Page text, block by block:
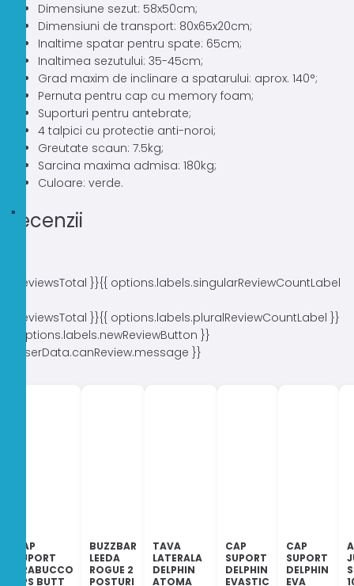
Dimensiune sezut: 58x50cm;
Dimensiuni de transport: 80x65x20cm;
Inaltime spatar pentru spate: 65cm;
Inaltimea sezutului: 35-45cm;
Grad maxim de inclinare a spatarului: aprox. 140°;
Pernuta pentru cap cu memory foam;
Suporturi pentru antebrate;
4 talpici cu protectie anti-noroi;
Greutate scaun: 7.5kg;
Sarcina maxima admisa: 180kg;
Culoare: verde.
Recenzii
{{ reviewsTotal }}{{ options.labels.singularReviewCountLabel
{{ reviewsTotal }}{{ options.labels.pluralReviewCountLabel }}
{{ options.labels.newReviewButton }}
{{ userData.canReview.message }}
CAP
SUPORT
TRABUCCO
XPS BUTT
BUZZBAR
LEEDA
ROGUE 2
POSTURI
TAVA
LATERALA
DELPHIN
ATOMA
CAP
SUPORT
DELPHIN
EVASTIC
CAP
SUPORT
DELPHIN
EVA